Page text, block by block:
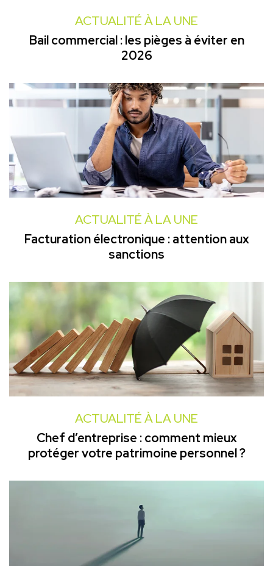
ACTUALITÉ À LA UNE
Bail commercial : les pièges à éviter en
2026
ACTUALITÉ À LA UNE
Facturation électronique : attention aux
sanctions
ACTUALITÉ À LA UNE
Chef d’entreprise : comment mieux
protéger votre patrimoine personnel ?